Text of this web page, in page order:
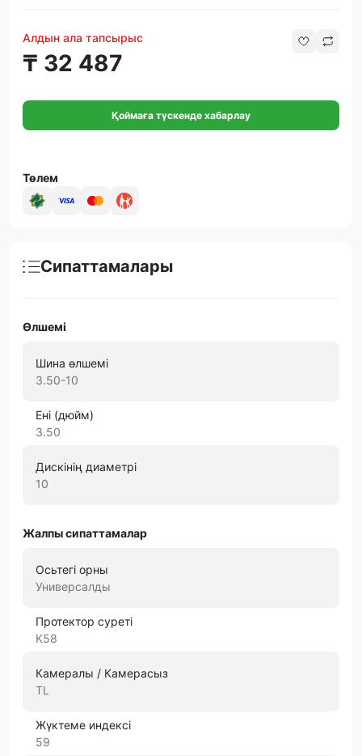
Алдын ала тапсырыс
₸ 32 487
Қоймаға түскенде хабарлау
Төлем
Сипаттамалары
Өлшемі
Шина өлшемі
3.50-10
Ені (дюйм)
3.50
Дискінің диаметрі
10
Жалпы сипаттамалар
Осьтегі орны
Универсалды
Протектор суреті
K58
Камералы / Камерасыз
TL
Жүктеме индексі
59